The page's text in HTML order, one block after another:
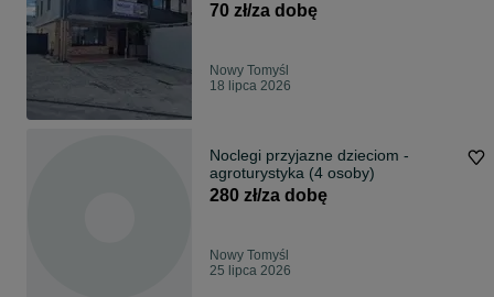
70 zł/za dobę
Nowy Tomyśl
18 lipca 2026
Noclegi przyjazne dzieciom -
agroturystyka (4 osoby)
280 zł/za dobę
Nowy Tomyśl
25 lipca 2026